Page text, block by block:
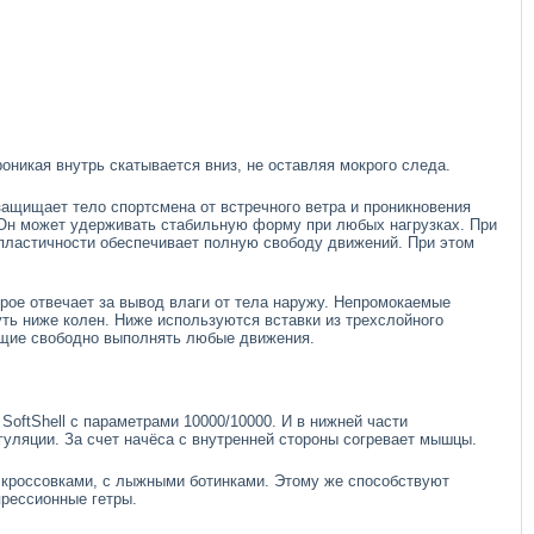
внутрь скатывается вниз, не оставляя мокрого следа.
тело спортсмена от встречного ветра и проникновения
может удерживать стабильную форму при любых нагрузках. При
обеспечивает полную свободу движений. При этом
отвечает за вывод влаги от тела наружу. Непромокаемые
ниже колен. Ниже используются вставки из трехслойного
свободно выполнять любые движения.
с параметрами 10000/10000. И в нижней части
За счет начёса с внутренней стороны согревает мышцы.
с лыжными ботинками. Этому же способствуют
гетры.